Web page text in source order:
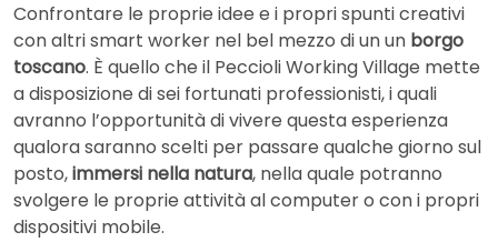
Confrontare le proprie idee e i propri spunti creativi
con altri smart worker nel bel mezzo di un un borgo
toscano. È quello che il Peccioli Working Village mette
a disposizione di sei fortunati professionisti, i quali
avranno l’opportunità di vivere questa esperienza
qualora saranno scelti per passare qualche giorno sul
posto,immersi nella natura, nella quale potranno
svolgere le proprie attività al computer o con i propri
dispositivi mobile.